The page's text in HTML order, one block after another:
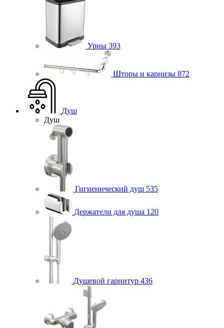
Урны 393
Шторы и карнизы 872
Душ
Душ
Гигиенический душ 535
Держатели для душа 120
Душевой гарнитур 436